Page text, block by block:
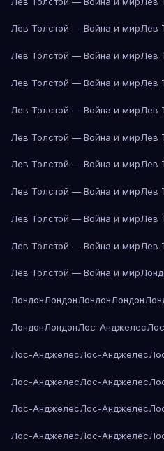
Лев Толстой — Война и мирЛев
Лев Толстой — Война и мирЛев
Лев Толстой — Война и мирЛев
Лев Толстой — Война и мирЛев
Лев Толстой — Война и мирЛев
Лев Толстой — Война и мирЛев
Лев Толстой — Война и мирЛев
Лев Толстой — Война и мирЛев
Лев Толстой — Война и мирЛев
Лев Толстой — Война и мир
ЛондонЛондонЛондонЛондон
ЛондонЛондонЛос-Анджелес
Лос-АнджелесЛос-Анджелес
Лос-АнджелесЛос-Анджелес
Лос-АнджелесЛос-Анджелес
Лос-АнджелесЛос-Анджелес